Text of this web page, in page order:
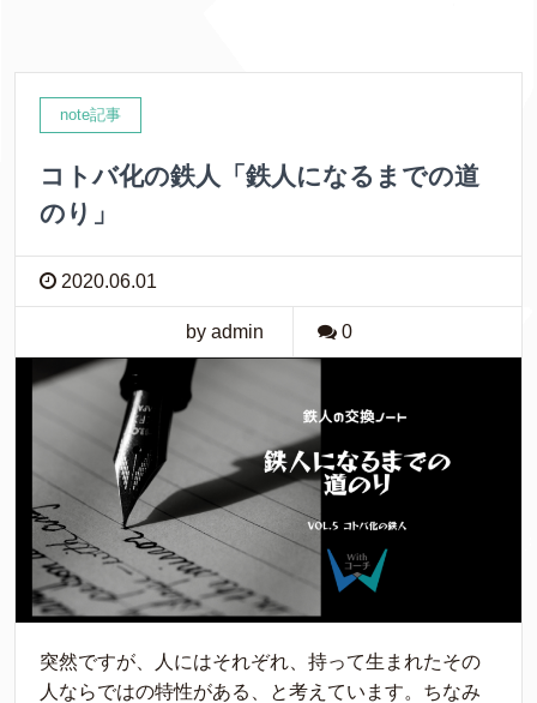
note記事
コトバ化の鉄人「鉄人になるまでの道
のり」
2020.06.01
by admin 0
突然ですが、人にはそれぞれ、持って生まれたその
人ならではの特性がある、と考えています。ちなみ